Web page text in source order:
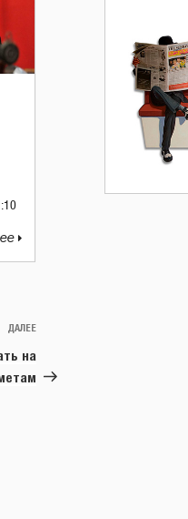
Следующая
ДАЛЕЕ
на